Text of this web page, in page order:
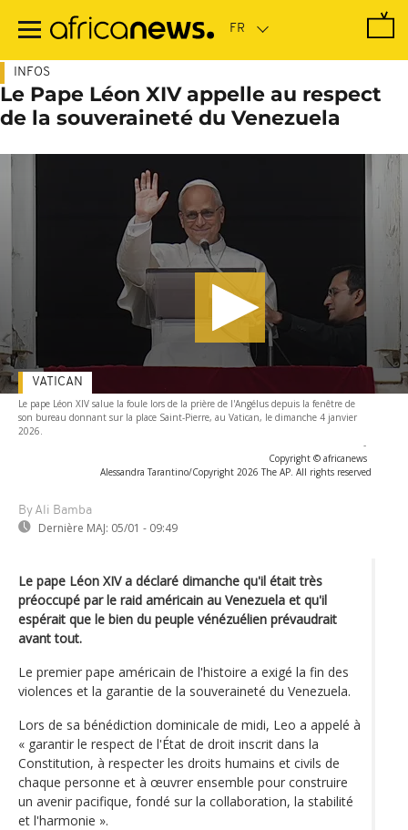
contenu
INFOS
Le Pape Léon XIV appelle au respect
de la souveraineté du Venezuela
Le pape Léon XIV salue la foule lors de la prière de l'Angélus depuis la fenêtre de
son bureau donnant sur la place Saint-Pierre, au Vatican, le dimanche 4 janvier
2026.
-
Copyright © africanews
Alessandra Tarantino/Copyright 2026 The AP. All rights reserved
By Ali Bamba
Dernière MAJ: 05/01 - 09:49
VATICAN
Le pape Léon XIV a déclaré dimanche qu'il était très
préoccupé par le raid américain au Venezuela et qu'il
espérait que le bien du peuple vénézuélien prévaudrait
avant tout.
Le premier pape américain de l'histoire a exigé la fin des
violences et la garantie de la souveraineté du Venezuela.
Lors de sa bénédiction dominicale de midi, Leo a appelé à
« garantir le respect de l'État de droit inscrit dans la
Constitution, à respecter les droits humains et civils de
chaque personne et à œuvrer ensemble pour construire
un avenir pacifique, fondé sur la collaboration, la stabilité
et l'harmonie ».